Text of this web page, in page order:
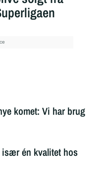
komet: Vi har brug
især én kvalitet hos